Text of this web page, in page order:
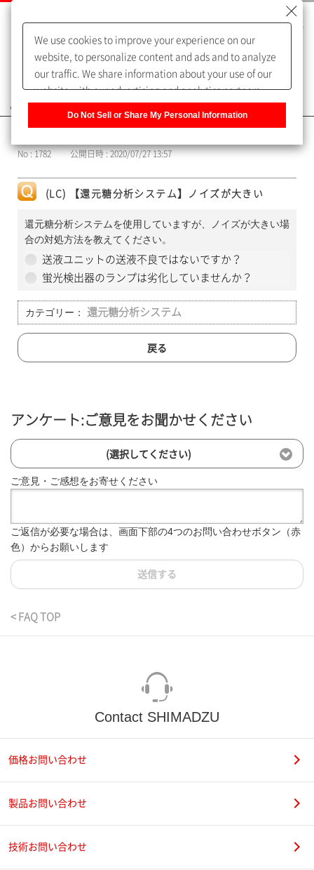
よくあるご質問（FAQ）
No : 1782 公開日時 : 2020/07/27 13:57
(LC) 【還元糖分析システム】ノイズが大きい
還元糖分析システムを使用していますが、ノイズが大きい場
合の対処方法を教えてください。
送液ユニットの送液不良ではないですか？
蛍光検出器のランプは劣化していませんか？
カテゴリー： 還元糖分析システム
戻る
アンケート:ご意見をお聞かせください
(選択してください)
ご意見・ご感想をお寄せください
ご返信が必要な場合は、画面下部の4つのお問い合わせボタン（赤
色）からお願いします
送信する
< FAQ TOP
Contact SHIMADZU
価格お問い合わせ
製品お問い合わせ
技術お問い合わせ
We use cookies to improve your experience on our
website, to personalize content and ads and to analyze
our traffic. We share information about your use of our
website with our advertising and analytics partners,
of our sharing information about you with our partners.
Information] to customize your cookie settings on our
Do Not Sell or Share My Personal Information